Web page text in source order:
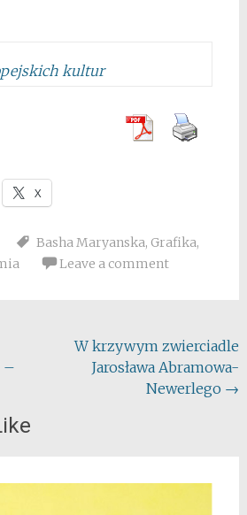
kultur
X
Basha Maryanska, Grafika,
Leave a comment
–
W krzywym zwierciadle
Jarosława Abramowa-
Newerlego →